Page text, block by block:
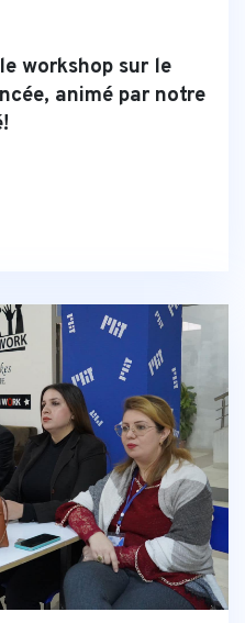
workshop sur le
animé par notre